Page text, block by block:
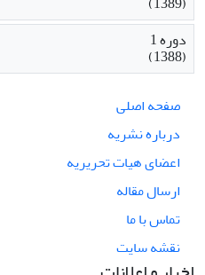
دوره 1
(1388)
صفحه اصلی
درباره نشریه
اعضای هیات تحریریه
ارسال مقاله
تماس با ما
نقشه سایت